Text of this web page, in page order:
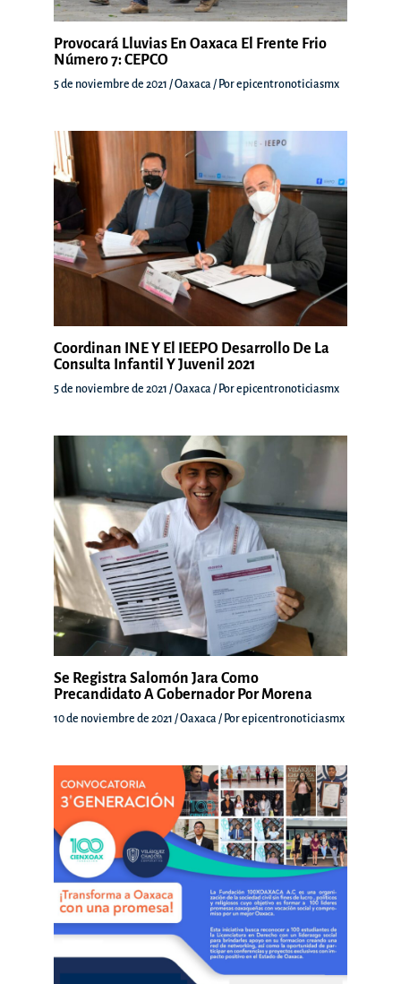
Provocará Lluvias En Oaxaca El Frente Frio
Número 7: CEPCO
5 de noviembre de 2021 /Oaxaca / Porepicentronoticiasmx
Coordinan INE Y El IEEPO Desarrollo De La
Consulta Infantil Y Juvenil 2021
5 de noviembre de 2021 /Oaxaca / Porepicentronoticiasmx
Se Registra Salomón Jara Como
Precandidato A Gobernador Por Morena
10 de noviembre de 2021 /Oaxaca / Porepicentronoticiasmx